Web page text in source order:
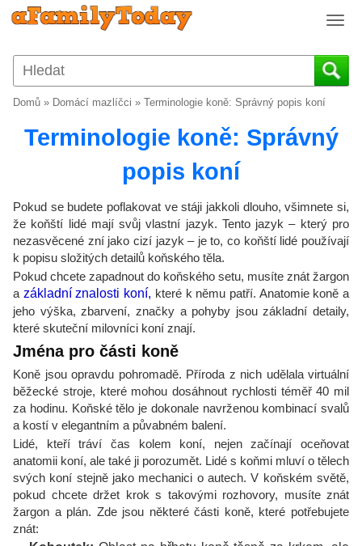
T
g
g
n
a
t
o
n
Domů » Domácí mazlíčci » Terminologie koně: Správný popis koní
Terminologie koně: Správný
popis koní
Pokud se budete poflakovat ve stáji jakkoli dlouho, všimnete si,
že koňští lidé mají svůj vlastní jazyk. Tento jazyk – který pro
nezasvěcené zní jako cizí jazyk – je to, co koňští lidé používají
k popisu složitých detailů koňského těla.
Pokud chcete zapadnout do koňského setu, musíte znát žargon
a základní znalosti koní, které k němu patří. Anatomie koně a
jeho výška, zbarvení, značky a pohyby jsou základní detaily,
které skuteční milovníci koní znají.
Jména pro části koně
Koně jsou opravdu pohromadě. Příroda z nich udělala virtuální
běžecké stroje, které mohou dosáhnout rychlosti téměř 40 mil
za hodinu. Koňské tělo je dokonale navrženou kombinací svalů
a kostí v elegantním a půvabném balení.
Lidé, kteří tráví čas kolem koní, nejen začínají oceňovat
anatomii koní, ale také ji porozumět. Lidé s koňmi mluví o tělech
svých koní stejně jako mechanici o autech. V koňském světě,
pokud chcete držet krok s takovými rozhovory, musíte znát
žargon a plán. Zde jsou některé části koně, které potřebujete
znát: